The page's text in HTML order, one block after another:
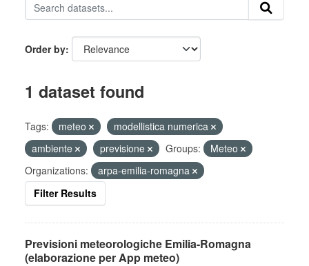
Order by
1 dataset found
Tags: meteo
modellistica numerica
ambiente
previsione Groups:
Meteo
Organizations:
arpa-emilia-romagna
Filter Results
Previsioni meteorologiche Emilia-Romagna
(elaborazione per App meteo)